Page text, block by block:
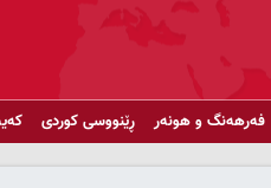
فەرهەنگ و هونەر ڕێنووسی کوردی